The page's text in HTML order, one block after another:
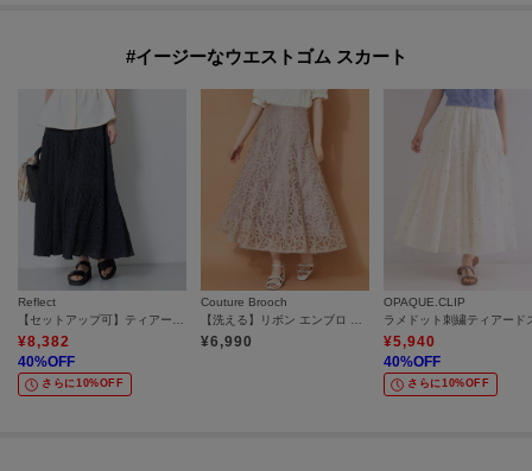
#イージーなウエストゴム スカート
Reflect
【セットアップ可】ティアードロングスカート
¥8,382
40%OFF
さらに10%OFF
Couture Brooch
【洗える】リボン エンブロ スカート
¥6,990
OPAQUE.CLIP
¥5,940
40%OFF
さらに10%OFF